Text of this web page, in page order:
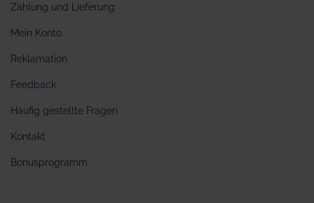
Zahlung und Lieferung
Mein Konto
Reklamation
Feedback
Häufig gestellte Fragen
Kontakt
Bonusprogramm